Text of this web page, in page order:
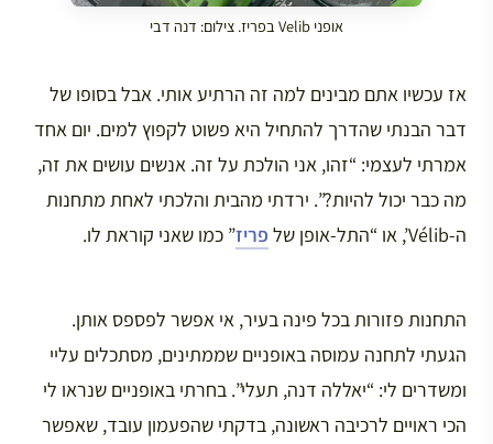
אופני Velib בפריז. צילום: דנה דבי
אז עכשיו אתם מבינים למה זה הרתיע אותי. אבל בסופו של
דבר הבנתי שהדרך להתחיל היא פשוט לקפוץ למים. יום אחד
אמרתי לעצמי: “זהו, אני הולכת על זה. אנשים עושים את זה,
מה כבר יכול להיות?”. ירדתי מהבית והלכתי לאחת מתחנות
ה-Vélib’, או “התל-אופן של
פריז” כמו שאני קוראת לו.
התחנות פזורות בכל פינה בעיר, אי אפשר לפספס אותן.
הגעתי לתחנה עמוסה באופניים שממתינים, מסתכלים עליי
ומשדרים לי: “יאללה דנה, תעלי”. בחרתי באופניים שנראו לי
הכי ראויים לרכיבה ראשונה, בדקתי שהפעמון עובד, שאפשר